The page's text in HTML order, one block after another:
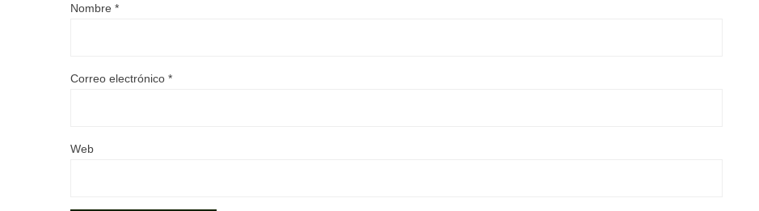
Nombre *
Correo electrónico *
Web